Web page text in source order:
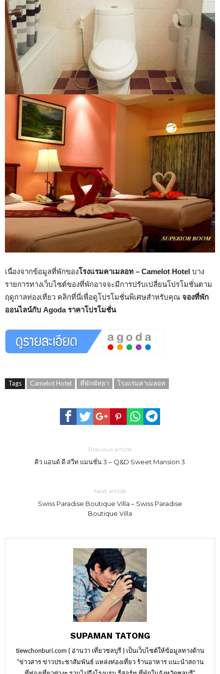
เนื่องจากข้อมูลที่พักของโรงแรมคาเมลอท – Camelot Hotel บาง
รายการทางเว็บไซต์ของที่พักอาจจะมีการปรับเปลี่ยนโปรโมชั่นตาม
ฤดูกาลท่องเที่ยว คลิกที่นี่เพื่อดูโปรโมชั่นพิเศษสำหรับคุณ จองที่พัก
ออนไลน์กับ Agoda ราคาโปรโมชั่น
Tags Camelot Hotel ที่พักพัทยา โรงแรมคาเมลอท
Previous article
คิว แอนด์ ดี สวีท แมนชั่น 3 – Q&D Sweet Mansion 3
Next article
Swiss Paradise Boutique Villa – Swiss Paradise
Boutique Villa
SUPAMAN TATONG
tiewchonburi.com ( อ่านว่า เที่ยวชลบุรี ) เป็นเว็บไซต์ให้ข้อมูลทางด้าน
“ข่าวสาร ข่าวประชาสัมพันธ์ แหล่งท่องเที่ยว ร้านอาหาร แนะนำสถาน